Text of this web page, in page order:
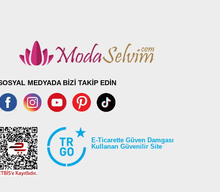
MEDYADA BİZİ TAKİP EDİN
E-Ticarette Güven Damgası
Kullanan Güvenilir Site